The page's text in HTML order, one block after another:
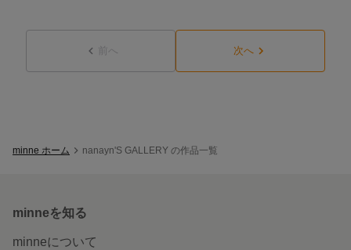
前へ 次へ
minne ホーム nanayn'S GALLERY の作品一覧
minneを知る
minneについて